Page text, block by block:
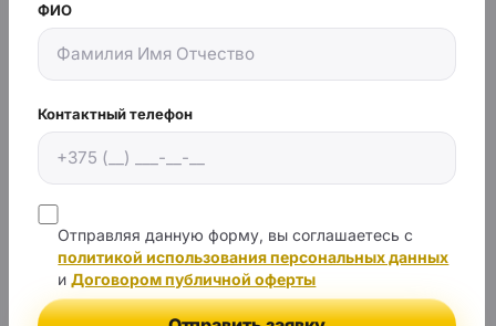
GPS-навигатор
Аудиовход 3.5 мм есть
Аудиовыход RCA
Подключение
микрофона
Поддержка Android
Auto
есть
Поддержка Apple
есть
ФИО
Контактный телефон
Отправляя данную форму, вы соглашаетесь с
политикой использования персональных данных
иДоговором публичной оферты